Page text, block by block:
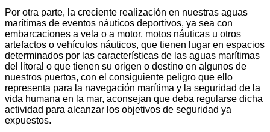
Por otra parte, la creciente realización en nuestras aguas
marítimas de eventos náuticos deportivos, ya sea con
embarcaciones a vela o a motor, motos náuticas u otros
artefactos o vehículos náuticos, que tienen lugar en espacios
determinados por las características de las aguas marítimas
del litoral o que tienen su origen o destino en algunos de
nuestros puertos, con el consiguiente peligro que ello
representa para la navegación marítima y la seguridad de la
vida humana en la mar, aconsejan que deba regularse dicha
actividad para alcanzar los objetivos de seguridad ya
expuestos.